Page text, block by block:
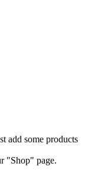
add some products
"Shop" page.